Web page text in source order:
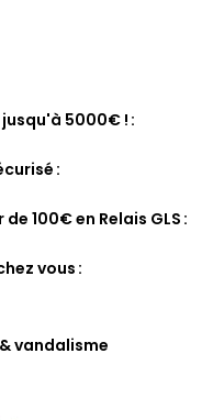
jusqu'à 5000€ !
100€ en Relais GLS
vous
vandalisme